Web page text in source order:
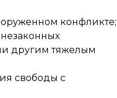
конфликте;
другим тяжелым
свободы с